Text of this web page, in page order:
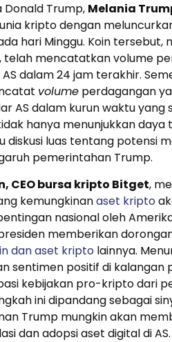
Donald Trump, Melania
kripto dengan
hari Minggu. Koin tersebut,
telah mencatatkan volume
dalam 24 jam terakhir.
volume perdagangan
AS dalam kurun waktu yang
hanya menunjukkan
diskusi luas tentang potensi
pemerintahan Trump.
CEO bursa kripto Bitget,
kemungkinanaset kripto
nasional oleh
memberikan
dan aset kripto lainnya.
sentimen positif di kalangan
kebijakan pro-kripto dari
ini dipandang sebagai
Trump mungkin akan
dan adopsi aset digital di AS.